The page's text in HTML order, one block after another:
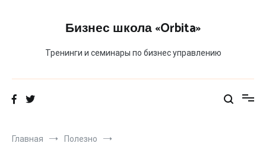
Бизнес школа «Orbita»
Тренинги и семинары по бизнес управлению
Главная
Полезно